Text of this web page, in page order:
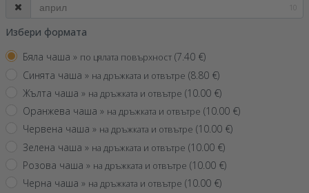
10
Избери формата
Бяла чаша » по цялата повърхност (7.40 €)
Синята чаша » на дръжката и отвътре (8.80 €)
Жълта чаша » на дръжката и отвътре (10.00 €)
Оранжева чаша » на дръжката и отвътре (10.00 €)
Червена чаша » на дръжката и отвътре (10.00 €)
Зелена чаша » на дръжката и отвътре (10.00 €)
Розова чаша » на дръжката и отвътре (10.00 €)
Черна чаша » на дръжката и отвътре (10.00 €)